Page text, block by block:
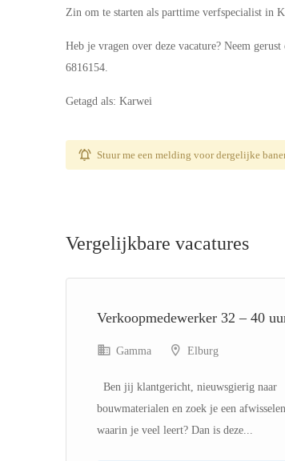
Zin om te starten als parttime verfspecialist in
Heb je vragen over deze vacature? Neem
6816154.
Getagd als: Karwei
Stuur me een melding voor dergelijke
Vergelijkbare vacatures
Verkoopmedewerker 32 – 40
Gamma Elburg
Ben jij klantgericht, nieuwsgierig naar
bouwmaterialen en zoek je een
waarin je veel leert? Dan is deze...